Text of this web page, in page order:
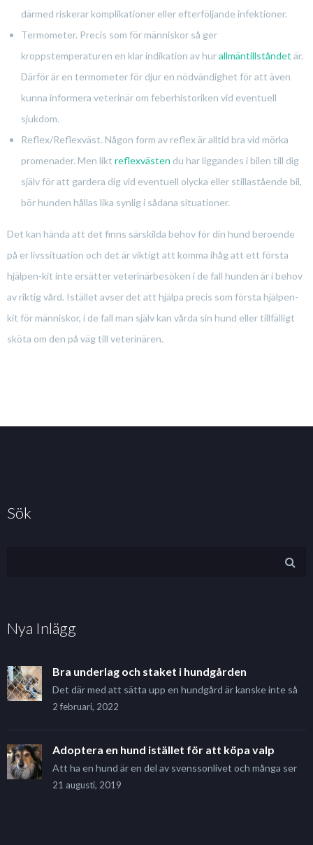
därmed riskerar komplikationer eller efterföljande infektioner.
Termometer. Precis som för människor så ger
kroppstemperaturen en klar indikation av hurallmäntillståndet är.
Därför är en termometer för djur en nödvändighet för att även
kunna informera veterinär om feberhistoriken vid eventuell
sjukdom.
Reflex/Reflexväst. Någon form av reflex är alltid bra vid mörka
promenader. Men likt reflexvästen du har liggandes i bilen till dig
själv för att gardera dig vid eventuell olycka eller stillastående bil,
bör hunden hållas lika synlig i sådana situationer.
Det kan hända att det finns särskilda behov för din hund beroende
på er livssituation och det är viktigt att komma ihåg att ett första
hjälpen-kit inte ersätter veterinärbesöken i de fall hunden är i behov
av riktig vård. Istället avser det att hjälpa precis som första hjälpen-
kit för människor, i de fall man själv kan vårda sin hund eller tillfälligt
sköta om den på väg till veterinären.
Sök
Nya Inlägg
Bra underlag och staket i hundgården
Det där med att sätta upp en hundgård är kanske inte så
2 februari, 2022
Adoptera en hund istället för att köpa valp
Att ha en hund är en del av svenssonlivet och många ser
21 augusti, 2019